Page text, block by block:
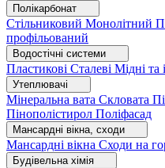
Полікарбонат
Стільниковий Монолітний
профільований
Водостічні системи
Пластикові Сталеві Мідні та
Утеплювачі
Мінеральна вата Скловата
Пінополістирол Поліфасад
Мансардні вікна, сходи
Мансардні вікна Сходи на
Будівельна хімія